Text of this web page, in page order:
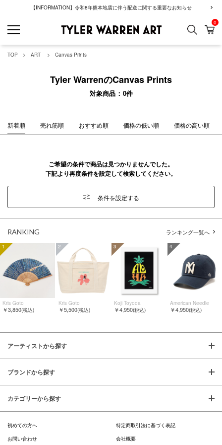
【INFORMATION】令和8年熊本地震に伴う配送に関する重要なお知らせ
GREENROOM
検索 カ
0
TOP ART Canvas Prints
Tyler WarrenのCanvas Prints
対象商品 0件
新着順 売れ筋順 おすすめ順 価格の低い順 価格の高い順
ご希望の条件で商品は見つかりませんでした。
下記より再度条件を設定して検索してください。
条件を設定する
RANKING ランキング一覧へ
1
Kris Goto
￥3,850(税込)
2
Kris Goto
￥5,500(税込)
3
Koji Toyoda
￥4,950(税込)
4
American Needle
￥4,950(税込)
アーティストから探す
ブランドから探す
カテゴリーから探す
初めての方へ
特定商取引法に基づく表記
お問い合わせ
会社概要